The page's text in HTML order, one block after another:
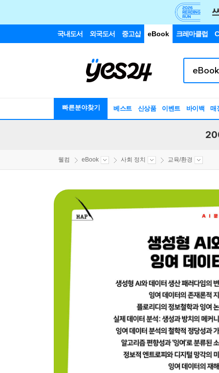
국내도서 외국도서 중고샵 eBook 크레마클럽
빠른분야찾기 베스트 신상품 이벤트 바이백 매
웰컴 eBook 사회 정치 교육/환경